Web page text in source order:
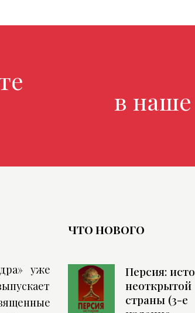
любимые кн
в нашем
уже
ЧТО НОВОГО
Персия:
неоткрытой
страны (3-е